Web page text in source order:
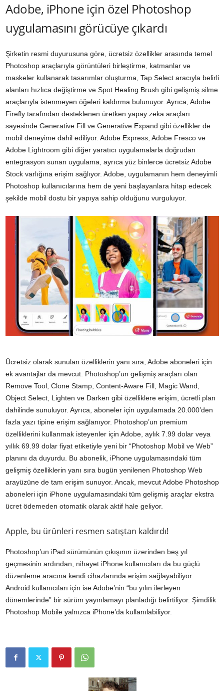
Adobe, iPhone için özel Photoshop
uygulamasını görücüye çıkardı
Şirketin resmi duyurusuna göre, ücretsiz özellikler arasında temel
Photoshop araçlarıyla görüntüleri birleştirme, katmanlar ve
maskeler kullanarak tasarımlar oluşturma, Tap Select aracıyla belirli
alanları hızlıca değiştirme ve Spot Healing Brush gibi gelişmiş silme
araçlarıyla istenmeyen öğeleri kaldırma bulunuyor. Ayrıca, Adobe
Firefly tarafından desteklenen üretken yapay zeka araçları
sayesinde Generative Fill ve Generative Expand gibi özellikler de
mobil deneyime dahil ediliyor. Adobe Express, Adobe Fresco ve
Adobe Lightroom gibi diğer yaratıcı uygulamalarla doğrudan
entegrasyon sunan uygulama, ayrıca yüz binlerce ücretsiz Adobe
Stock varlığına erişim sağlıyor. Adobe, uygulamanın hem deneyimli
Photoshop kullanıcılarına hem de yeni başlayanlara hitap edecek
şekilde mobil dostu bir yapıya sahip olduğunu vurguluyor.
Ücretsiz olarak sunulan özelliklerin yanı sıra, Adobe aboneleri için
ek avantajlar da mevcut. Photoshop’un gelişmiş araçları olan
Remove Tool, Clone Stamp, Content-Aware Fill, Magic Wand,
Object Select, Lighten ve Darken gibi özelliklere erişim, ücretli plan
dahilinde sunuluyor. Ayrıca, aboneler için uygulamada 20.000’den
fazla yazı tipine erişim sağlanıyor. Photoshop’un premium
özelliklerini kullanmak isteyenler için Adobe, aylık 7.99 dolar veya
yıllık 69.99 dolar fiyat etiketiyle yeni bir “Photoshop Mobil ve Web”
planını da duyurdu. Bu abonelik, iPhone uygulamasındaki tüm
gelişmiş özelliklerin yanı sıra bugün yenilenen Photoshop Web
arayüzüne de tam erişim sunuyor. Ancak, mevcut Adobe Photoshop
aboneleri için iPhone uygulamasındaki tüm gelişmiş araçlar ekstra
ücret ödemeden otomatik olarak aktif hale geliyor.
Apple, bu ürünleri resmen satıştan kaldırdı!
Photoshop’un iPad sürümünün çıkışının üzerinden beş yıl
geçmesinin ardından, nihayet iPhone kullanıcıları da bu güçlü
düzenleme aracına kendi cihazlarında erişim sağlayabiliyor.
Android kullanıcıları için ise Adobe’nin “bu yılın ilerleyen
dönemlerinde” bir sürüm yayınlamayı planladığı belirtiliyor. Şimdilik
Photoshop Mobile yalnızca iPhone’da kullanılabiliyor.